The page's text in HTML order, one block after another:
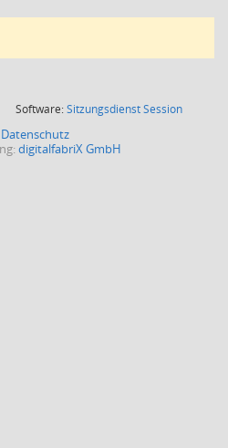
Software:SitzungsdienstSession(Wird in
Datenschutz
digitalfabriX GmbH